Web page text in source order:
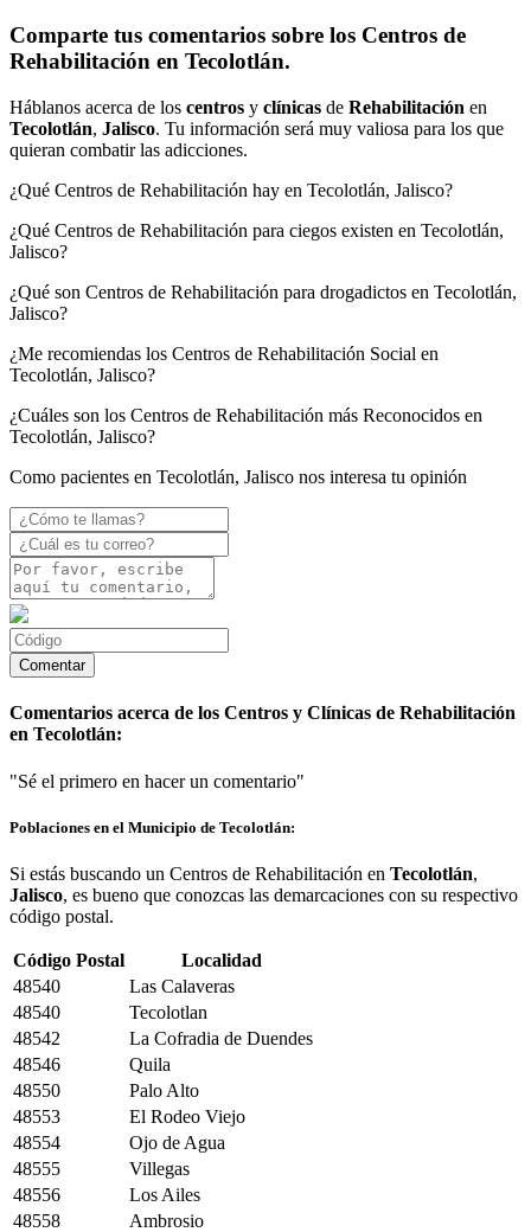
Comparte tus comentarios sobre los Centros de
Rehabilitación en Tecolotlán.
Háblanos acerca de los centros y clínicas de Rehabilitación en
Tecolotlán, Jalisco. Tu información será muy valiosa para los que
quieran combatir las adicciones.
¿Qué Centros de Rehabilitación hay en Tecolotlán, Jalisco?
¿Qué Centros de Rehabilitación para ciegos existen en Tecolotlán,
Jalisco?
¿Qué son Centros de Rehabilitación para drogadictos en Tecolotlán,
Jalisco?
¿Me recomiendas los Centros de Rehabilitación Social en
Tecolotlán, Jalisco?
¿Cuáles son los Centros de Rehabilitación más Reconocidos en
Tecolotlán, Jalisco?
Como pacientes en Tecolotlán, Jalisco nos interesa tu opinión
Comentarios acerca de los Centros y Clínicas de Rehabilitación
en Tecolotlán:
"Sé el primero en hacer un comentario"
Poblaciones en el Municipio de Tecolotlán:
Si estás buscando un Centros de Rehabilitación en Tecolotlán,
Jalisco, es bueno que conozcas las demarcaciones con su respectivo
código postal.
Código Postal
Localidad
48540
Las Calaveras
48540
Tecolotlan
48542
La Cofradia de Duendes
48546
Quila
48550
Palo Alto
48553
El Rodeo Viejo
48554
Ojo de Agua
48555
Villegas
48556
Los Ailes
48558
Ambrosio